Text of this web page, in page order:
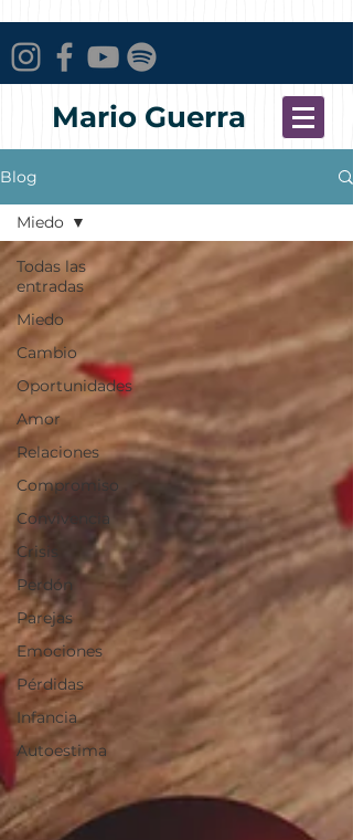
Mario Guerra
Blog
Todas las
entradas
Miedo
Cambio
Oportunidades
Amor
Relaciones
Compromiso
Convivencia
Crisis
Perdón
Parejas
Emociones
Pérdidas
Infancia
Autoestima
Miedo